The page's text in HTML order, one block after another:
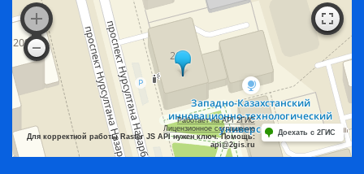
Работает на API 2ГИС
Лицензионное соглашение
Для корректной работы Raster JS API нужен ключ. Помощь:
api@2gis.ru
Доехать с 2ГИС